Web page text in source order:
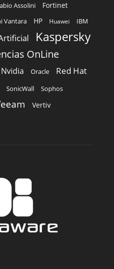
Assolini Fortinet
Vantara HP Huawei IBM
Kaspersky
OnLine
Nvidia Oracle Red Hat
SonicWall Sophos
Vertiv